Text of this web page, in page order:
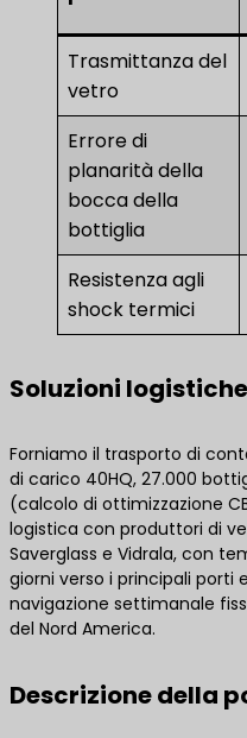
Trasmittanza del
vetro
Errore di
planarità della
bocca della
bottiglia
Resistenza agli
shock termici
Soluzioni
Forniamo il trasporto di
di carico 40HQ, 27.000
(calcolo di ottimizzazione
logistica con produttori di
Saverglass e Vidrala, con
giorni verso i principali porti
navigazione settimanale
del Nord America.
Descrizione della